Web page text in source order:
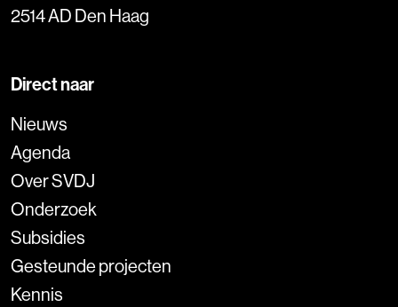
2514 AD Den Haag
Direct naar
Nieuws
Agenda
Over SVDJ
Onderzoek
Subsidies
Gesteunde projecten
Kennis